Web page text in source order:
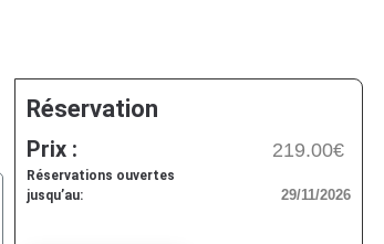
Réservation
Prix : 219.00€
Réservations ouvertes
jusqu’au:
29/11/2026